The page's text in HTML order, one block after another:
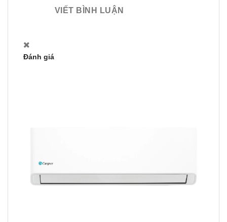
VIẾT BÌNH LUẬN
Đánh giá